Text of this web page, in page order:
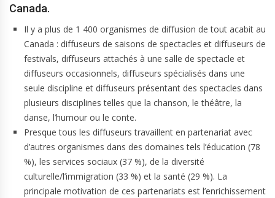
Canada.
Il y a plus de 1 400 organismes de diffusion de tout acabit au
Canada : diffuseurs de saisons de spectacles et diffuseurs de
festivals, diffuseurs attachés à une salle de spectacle et
diffuseurs occasionnels, diffuseurs spécialisés dans une
seule discipline et diffuseurs présentant des spectacles dans
plusieurs disciplines telles que la chanson, le théâtre, la
danse, l’humour ou le conte.
Presque tous les diffuseurs travaillent en partenariat avec
d’autres organismes dans des domaines tels l’éducation (78
%), les services sociaux (37 %), de la diversité
culturelle/l’immigration (33 %) et la santé (29 %). La
principale motivation de ces partenariats est l’enrichissement